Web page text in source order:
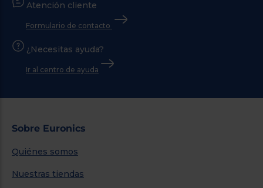
Atención cliente
Formulario de contacto
¿Necesitas ayuda?
Ir al centro de ayuda
Sobre Euronics
Quiénes somos
Nuestras tiendas